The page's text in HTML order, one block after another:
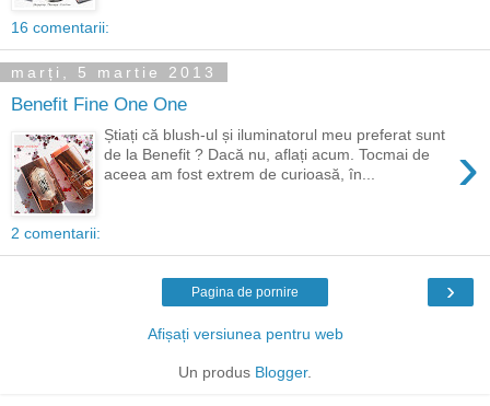
16 comentarii:
marți, 5 martie 2013
Benefit Fine One One
›
Știați că blush-ul și iluminatorul meu preferat sunt
de la Benefit ? Dacă nu, aflați acum. Tocmai de
aceea am fost extrem de curioasă, în...
2 comentarii:
›
Pagina de pornire
Afișați versiunea pentru web
Un produs Blogger.